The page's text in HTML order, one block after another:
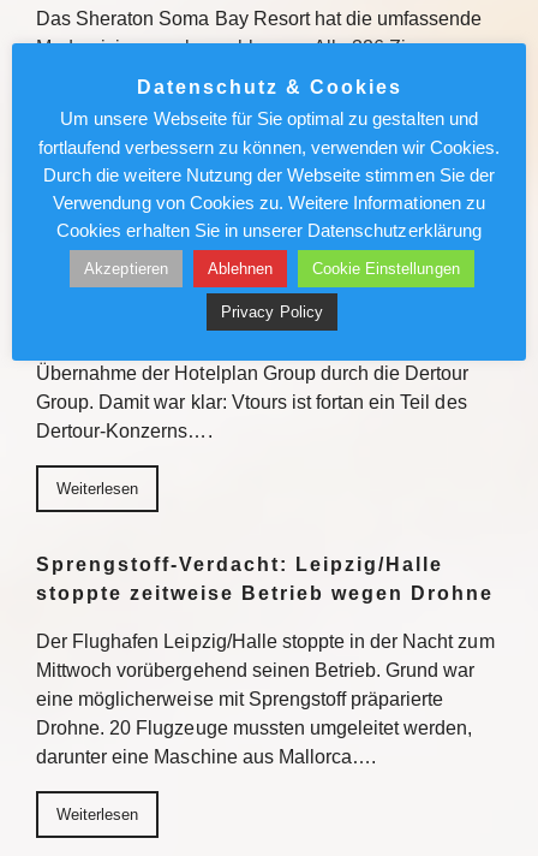
Das Sheraton Soma Bay Resort hat die umfassende
Modernisierung abgeschlossen. Alle 326 Zimmer
sowie Lobby und Restaurants des Fünf-Sterne-
Sheraton Soma Bay Resort hat…
Weiterlesen
Vtours: IT-Wechsel kommt voran
Vor gut einem Jahr erteilten die Schweizer
Übernahme der Hotelplan Group durch die Dertour
Group. Damit war klar: Vtours ist fortan ein Teil des
Dertour-Konzerns….
Weiterlesen
Sprengstoff-Verdacht: Leipzig/Halle
stoppte zeitweise Betrieb wegen Drohne
Der Flughafen Leipzig/Halle stoppte in der Nacht zum
Mittwoch vorübergehend seinen Betrieb. Grund war
eine möglicherweise mit Sprengstoff präparierte
Drohne. 20 Flugzeuge mussten umgeleitet werden,
darunter eine Maschine aus Mallorca….
Weiterlesen
Datenschutz & Cookies
Um unsere Webseite für Sie optimal zu gestalten und
fortlaufend verbessern zu können, verwenden wir Cookies.
Durch die weitere Nutzung der Webseite stimmen Sie der
Verwendung von Cookies zu. Weitere Informationen zu
Cookies erhalten Sie in unserer Datenschutzerklärung
Akzeptieren Ablehnen Cookie Einstellungen
Privacy Policy